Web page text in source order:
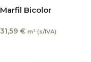
Marfil Bicolor
31,59 € m² (s/IVA)